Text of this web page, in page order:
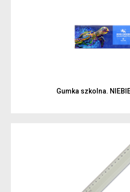
Gumka szkolna.